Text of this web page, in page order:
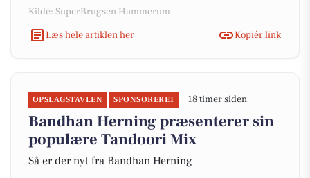
Kilde: SuperBrugsen Hammerum
Læs hele artiklen her
Kopiér link
OPSLAGSTAVLEN SPONSORERET 18 timer siden
Bandhan Herning præsenterer sin
populære Tandoori Mix
Så er der nyt fra Bandhan Herning